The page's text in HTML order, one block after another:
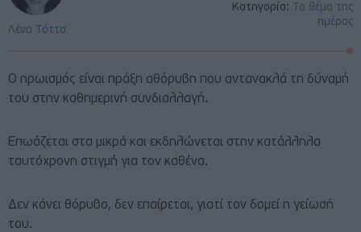
Κατηγορία: Το θέμα της
ημέρας
Λένα Τόττα
Ο ηρωισμός είναι πράξη αθόρυβη που αντανακλά τη δύναμή
του στην καθημερινή συνδιαλλαγή.
Επωάζεται στα μικρά και εκδηλώνεται στην κατάλληλα
ταυτόχρονη στιγμή για τον καθένα.
Δεν κάνει θόρυβο, δεν επαίρεται, γιατί τον δομεί η γείωσή
του.